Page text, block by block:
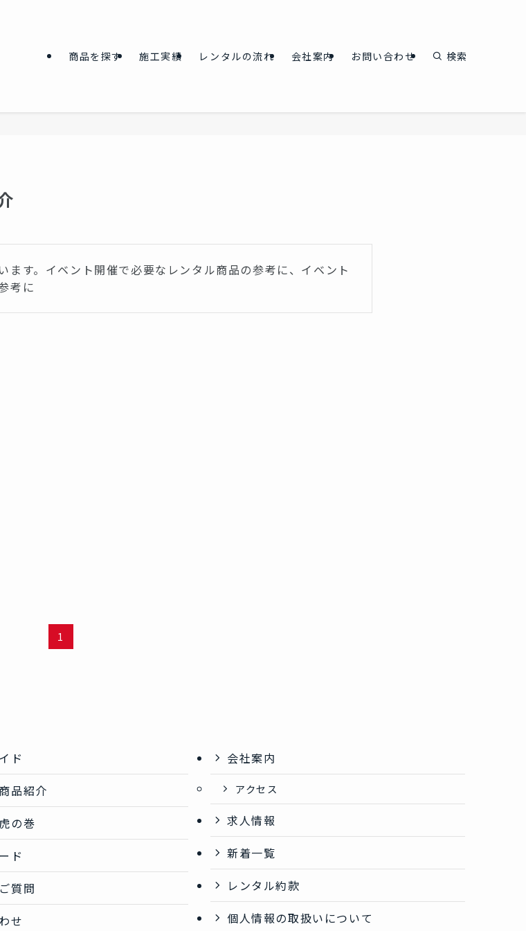
商品を探す 施工実績 レンタルの流れ 会社案内 お問い合わせ 検索
ます。イベント開催で必要なレンタル商品の参考に、イベント
考に
1
ド
品紹介
の巻
ド
質問
せ
会社案内
アクセス
求人情報
新着一覧
レンタル約款
個人情報の取扱いについて